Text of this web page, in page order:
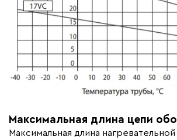
Максимальная длина цепи
Максимальная длина